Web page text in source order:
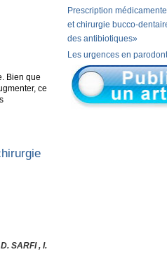
Bien que
ce
SARFI , I.
Prescription
et chirurgie bucco-
des antibiotiques»
Les urgences en